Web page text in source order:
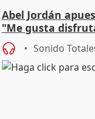
Abel Jordán
"Me gusta
Sonido